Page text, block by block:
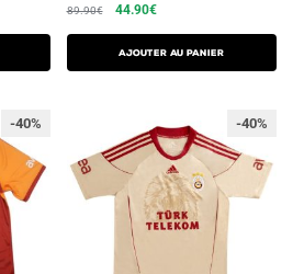
89.90€ 44.90€
AJOUTER AU PANIER
-40% -40%